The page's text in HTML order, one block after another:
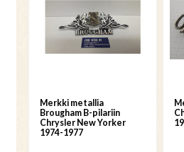
Merkki metallia
Brougham B-pilariin
Chrysler New Yorker
1974-1977